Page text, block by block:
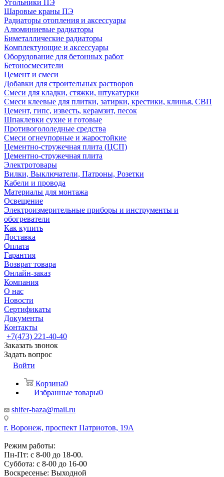
Угольники ПЭ
Шаровые краны ПЭ
Радиаторы отопления и аксессуары
Алюминиевые радиаторы
Биметаллические радиаторы
Комплектующие и аксессуары
Оборудование для бетонных работ
Бетоносмесители
Цемент и смеси
Добавки для строительных растворов
Смеси для кладки, стяжки, штукатурки
Смеси клеевые для плитки, затирки, крестики, клинья, СВП
Цемент, гипс, известь, керамзит, песок
Шпаклевки сухие и готовые
Противогололедные средства
Смеси огнеупорные и жаростойкие
Цементно-стружечная плита (ЦСП)
Цементно-стружечная плита
Электротовары
Вилки, Выключатели, Патроны, Розетки
Кабели и провода
Материалы для монтажа
Освещение
Электроизмерительные приборы и инструменты и
обогреватели
Как купить
Доставка
Оплата
Гарантия
Возврат товара
Онлайн-заказ
Компания
О нас
Новости
Сертификаты
Документы
Контакты
+7(473) 221-40-40
Заказать звонок
Задать вопрос
Войти
Корзина0
Избранные товары0
shifer-baza@mail.ru
г. Воронеж, проспект Патриотов, 19А
Режим работы:
Пн-Пт: с 8-00 до 18-00.
Суббота: с 8-00 до 16-00
Воскресенье: Выходной